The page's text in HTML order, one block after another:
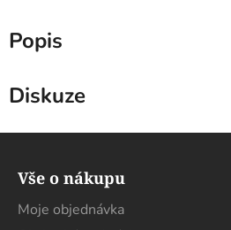
Popis
Diskuze
Vše o nákupu
Moje objednávka